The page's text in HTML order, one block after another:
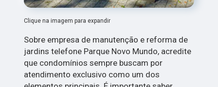
Clique na imagem para expandir
Sobre empresa de manutenção e reforma de
jardins telefone Parque Novo Mundo, acredite
que condomínios sempre buscam por
atendimento exclusivo como um dos